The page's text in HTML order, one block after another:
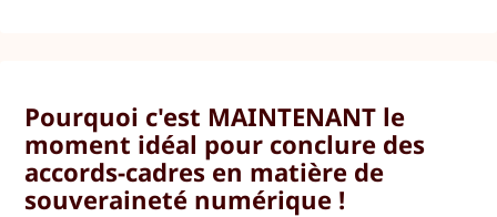
Pourquoi c'est MAINTENANT le
moment idéal pour conclure des
accords-cadres en matière de
souveraineté numérique !